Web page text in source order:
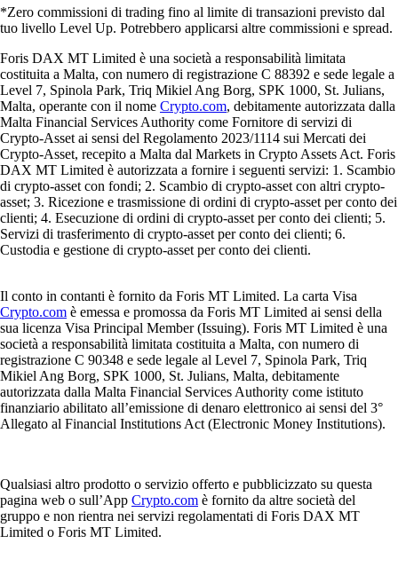
*Zero commissioni di trading fino al limite di transazioni previsto dal
tuo livello Level Up. Potrebbero applicarsi altre commissioni e spread.
Foris DAX MT Limited è una società a responsabilità limitata
costituita a Malta, con numero di registrazione C 88392 e sede legale a
Level 7, Spinola Park, Triq Mikiel Ang Borg, SPK 1000, St. Julians,
Malta, operante con il nome Crypto.com, debitamente autorizzata dalla
Malta Financial Services Authority come Fornitore di servizi di
Crypto-Asset ai sensi del Regolamento 2023/1114 sui Mercati dei
Crypto-Asset, recepito a Malta dal Markets in Crypto Assets Act. Foris
DAX MT Limited è autorizzata a fornire i seguenti servizi: 1. Scambio
di crypto-asset con fondi; 2. Scambio di crypto-asset con altri crypto-
asset; 3. Ricezione e trasmissione di ordini di crypto-asset per conto dei
clienti; 4. Esecuzione di ordini di crypto-asset per conto dei clienti; 5.
Servizi di trasferimento di crypto-asset per conto dei clienti; 6.
Custodia e gestione di crypto-asset per conto dei clienti.
Il conto in contanti è fornito da Foris MT Limited. La carta Visa
Crypto.com è emessa e promossa da Foris MT Limited ai sensi della
sua licenza Visa Principal Member (Issuing). Foris MT Limited è una
società a responsabilità limitata costituita a Malta, con numero di
registrazione C 90348 e sede legale al Level 7, Spinola Park, Triq
Mikiel Ang Borg, SPK 1000, St. Julians, Malta, debitamente
autorizzata dalla Malta Financial Services Authority come istituto
finanziario abilitato all’emissione di denaro elettronico ai sensi del 3°
Allegato al Financial Institutions Act (Electronic Money Institutions).
Qualsiasi altro prodotto o servizio offerto e pubblicizzato su questa
pagina web o sull’App Crypto.com è fornito da altre società del
gruppo e non rientra nei servizi regolamentati di Foris DAX MT
Limited o Foris MT Limited.